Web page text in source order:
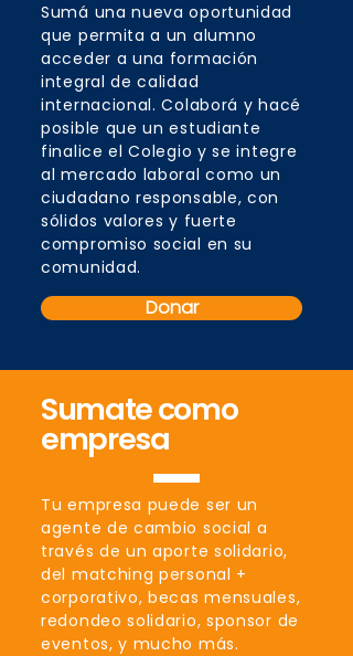
Sumá una nueva oportunidad
que permita a un alumno
acceder a una formación
integral de calidad
internacional. Colaborá y hacé
posible que un estudiante
finalice el Colegio y se integre
al mercado laboral como un
ciudadano responsable, con
sólidos valores y fuerte
compromiso social en su
comunidad.
Donar
Sumate como
empresa
Tu empresa puede ser un
agente de cambio social a
través de un aporte solidario,
del matching personal +
corporativo, becas mensuales,
redondeo solidario, sponsor de
eventos, y mucho más.